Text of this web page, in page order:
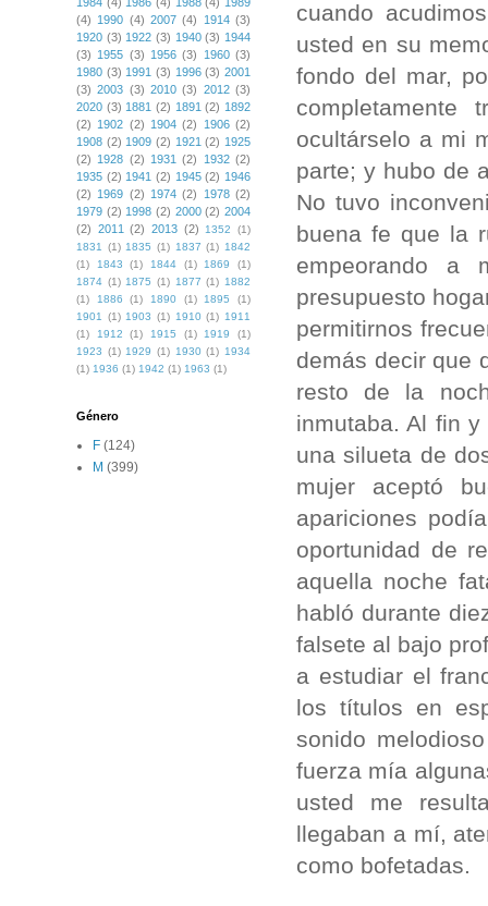
cuando
usted en su
fondo del mar,
ocultárselo a mi
parte; y hubo de
No tuvo
buena fe que la
empeorando a
presupuesto
permitirnos
demás decir que
resto de la
inmutaba. Al fin
una silueta de
mujer aceptó
apariciones
oportunidad de
aquella noche
habló durante
falsete al bajo
a estudiar el
los títulos en
sonido
fuerza mía
usted me
llegaban a mí,
como bofetadas.
(4) 1990 (4) 2007 (4) 1914 (3)
1920 (3) 1922 (3) 1940 (3) 1944
(3) 1955 (3) 1956 (3) 1960 (3)
1980 (3) 1991 (3) 1996 (3) 2001
(3) 2003 (3) 2010 (3) 2012 (3)
2020 (3) 1881 (2) 1891 (2) 1892
(2) 1902 (2) 1904 (2) 1906 (2)
1908 (2) 1909 (2) 1921 (2) 1925
(2) 1928 (2) 1931 (2) 1932 (2)
1935 (2) 1941 (2) 1945 (2) 1946
(2) 1969 (2) 1974 (2) 1978 (2)
1979 (2) 1998 (2) 2000 (2) 2004
(2) 2011 (2) 2013 (2) 1352
(1)
1831 (1) 1835 (1) 1837 (1) 1842
(1)
1843 (1) 1844 (1) 1869
(1)
1874 (1) 1875 (1) 1877 (1) 1882
(1)
1886 (1) 1890 (1) 1895
(1)
1901 (1) 1903 (1) 1910 (1) 1911
(1)
1912 (1) 1915 (1) 1919
(1)
1923 (1) 1929 (1) 1930 (1) 1934
(1) 1936 (1) 1942 (1) 1963 (1)
Género
F (124)
M (399)